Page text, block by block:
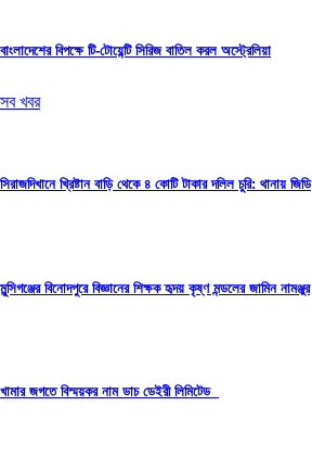
বাংলাদেশের বিপক্ষে টি-টোয়েন্টি সিরিজ বাতিল করল অস্ট্রেলিয়া
সব খবর
সিরাজদিখানে খ্রিষ্টান বাড়ি থেকে ৪ কোটি টাকার দলিল চুরি: থানায় জিডি
মুন্সিগঞ্জের বিনোদপুরে বিজ্ঞানের শিক্ষক হৃদয় কৃষ্ণ মন্ডলের জামিন নামঞ্জুর
খামার জগতে বিস্ময়কর নাম ডাচ ডেইরী লিমিটেড